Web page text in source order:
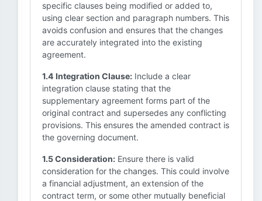
specific clauses being modified or added to,
using clear section and paragraph numbers. This
avoids confusion and ensures that the changes
are accurately integrated into the existing
agreement.
1.4 Integration Clause: Include a clear
integration clause stating that the
supplementary agreement forms part of the
original contract and supersedes any conflicting
provisions. This ensures the amended contract is
the governing document.
1.5 Consideration: Ensure there is valid
consideration for the changes. This could involve
a financial adjustment, an extension of the
contract term, or some other mutually beneficial